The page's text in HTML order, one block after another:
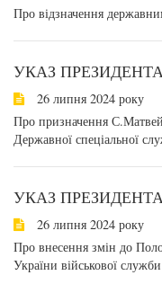
Про відзначення
УКАЗ
26 липня 2024 року
Про призначення
Державної спеціальної
УКАЗ
26 липня 2024 року
Про внесення змін до
України військової